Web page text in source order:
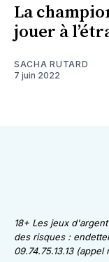
La
jouer à
SACHA RUTARD
7 juin 2022
18+ Les jeux
des risques :
09.74.75.13.13